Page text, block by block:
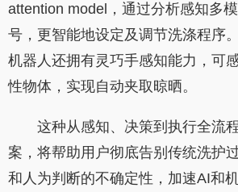
attention model，通过分析感知多
号，更智能地设定及调节洗涤程序
机器人还拥有灵巧手感知能力，可
性物体，实现自动夹取晾晒。
这种从感知、决策到执行全流
案，将帮助用户彻底告别传统洗护
和人为判断的不确定性，加速AI和